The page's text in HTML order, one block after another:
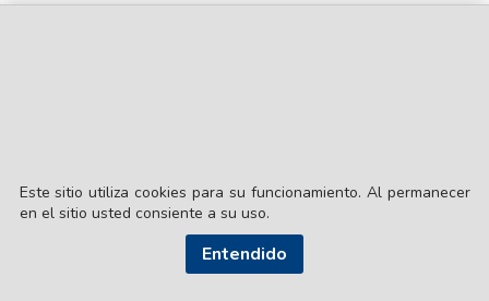
Director Editorial: Lic. Gustavo Eduardo Ick
Este sitio utiliza cookies para su funcionamiento. Al permanecer
en el sitio usted consiente a su uso.
Entendido